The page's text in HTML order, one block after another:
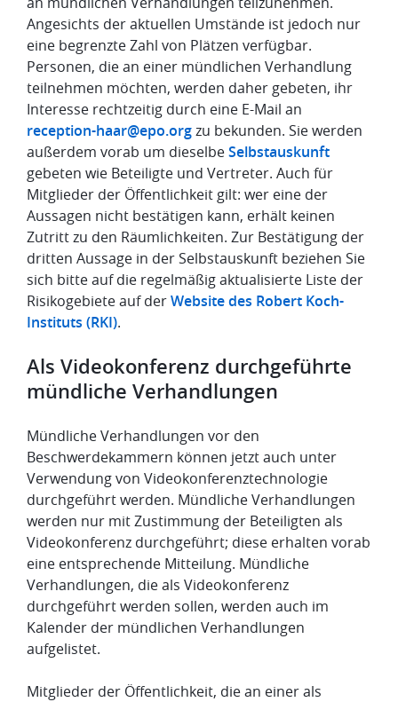
Angesichts der aktuellen Umstände ist jedoch nur
eine begrenzte Zahl von Plätzen verfügbar.
Personen, die an einer mündlichen Verhandlung
teilnehmen möchten, werden daher gebeten, ihr
Interesse rechtzeitig durch eine E-Mail an
reception-haar@epo.orgzu bekunden. Sie werden
außerdem vorab um dieselbeSelbstauskunft
gebeten wie Beteiligte und Vertreter. Auch für
Mitglieder der Öffentlichkeit gilt: wer eine der
Aussagen nicht bestätigen kann, erhält keinen
Zutritt zu den Räumlichkeiten. Zur Bestätigung der
dritten Aussage in der Selbstauskunft beziehen Sie
sich bitte auf die regelmäßig aktualisierte Liste der
Risikogebiete auf derWebsite des Robert Koch-
Instituts (RKI).
Als Videokonferenz durchgeführte
mündliche Verhandlungen
Mündliche Verhandlungen vor den
Beschwerdekammern können jetzt auch unter
Verwendung von Videokonferenztechnologie
durchgeführt werden. Mündliche Verhandlungen
werden nur mit Zustimmung der Beteiligten als
Videokonferenz durchgeführt; diese erhalten vorab
eine entsprechende Mitteilung. Mündliche
Verhandlungen, die als Videokonferenz
durchgeführt werden sollen, werden auch im
Kalender der mündlichen Verhandlungen
aufgelistet.
Mitglieder der Öffentlichkeit, die an einer als